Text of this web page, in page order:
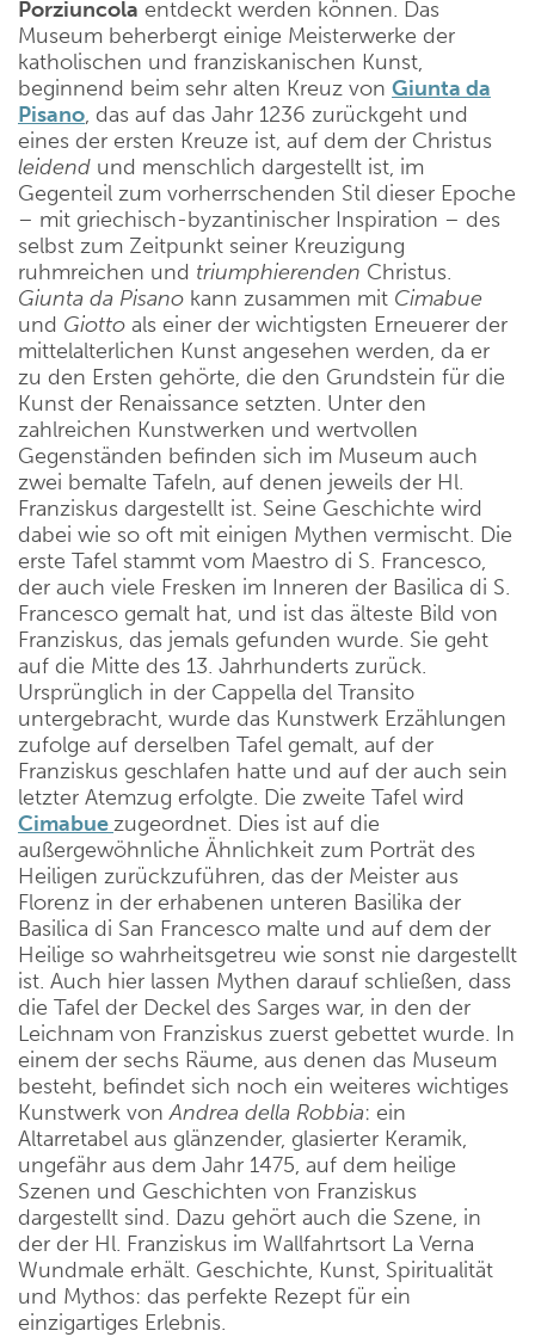
Porziuncola entdeckt werden können. Das
Museum beherbergt einige Meisterwerke der
katholischen und franziskanischen Kunst,
beginnend beim sehr alten Kreuz von Giunta da
Pisano, das auf das Jahr 1236 zurückgeht und
eines der ersten Kreuze ist, auf dem der Christus
leidend und menschlich dargestellt ist, im
Gegenteil zum vorherrschenden Stil dieser Epoche
– mit griechisch-byzantinischer Inspiration – des
selbst zum Zeitpunkt seiner Kreuzigung
ruhmreichen und triumphierenden Christus.
Giunta da Pisano kann zusammen mit Cimabue
und Giotto als einer der wichtigsten Erneuerer der
mittelalterlichen Kunst angesehen werden, da er
zu den Ersten gehörte, die den Grundstein für die
Kunst der Renaissance setzten. Unter den
zahlreichen Kunstwerken und wertvollen
Gegenständen befinden sich im Museum auch
zwei bemalte Tafeln, auf denen jeweils der Hl.
Franziskus dargestellt ist. Seine Geschichte wird
dabei wie so oft mit einigen Mythen vermischt. Die
erste Tafel stammt vom Maestro di S. Francesco,
der auch viele Fresken im Inneren der Basilica di S.
Francesco gemalt hat, und ist das älteste Bild von
Franziskus, das jemals gefunden wurde. Sie geht
auf die Mitte des 13. Jahrhunderts zurück.
Ursprünglich in der Cappella del Transito
untergebracht, wurde das Kunstwerk Erzählungen
zufolge auf derselben Tafel gemalt, auf der
Franziskus geschlafen hatte und auf der auch sein
letzter Atemzug erfolgte. Die zweite Tafel wird
Cimabuezugeordnet. Dies ist auf die
außergewöhnliche Ähnlichkeit zum Porträt des
Heiligen zurückzuführen, das der Meister aus
Florenz in der erhabenen unteren Basilika der
Basilica di San Francesco malte und auf dem der
Heilige so wahrheitsgetreu wie sonst nie dargestellt
ist. Auch hier lassen Mythen darauf schließen, dass
die Tafel der Deckel des Sarges war, in den der
Leichnam von Franziskus zuerst gebettet wurde. In
einem der sechs Räume, aus denen das Museum
besteht, befindet sich noch ein weiteres wichtiges
Kunstwerk vonAndrea della Robbia: ein
Altarretabel aus glänzender, glasierter Keramik,
ungefähr aus dem Jahr 1475, auf dem heilige
Szenen und Geschichten von Franziskus
dargestellt sind. Dazu gehört auch die Szene, in
der der Hl. Franziskus im Wallfahrtsort La Verna
Wundmale erhält. Geschichte, Kunst, Spiritualität
und Mythos: das perfekte Rezept für ein
einzigartiges Erlebnis.